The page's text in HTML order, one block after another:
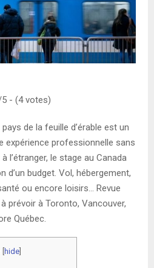
- (4 votes)
de la feuille d’érable est un
expérience professionnelle sans
l’étranger, le stage au Canada
d’un budget. Vol, hébergement,
ou encore loisirs… Revue
prévoir à Toronto, Vancouver,
Québec.
[hide]